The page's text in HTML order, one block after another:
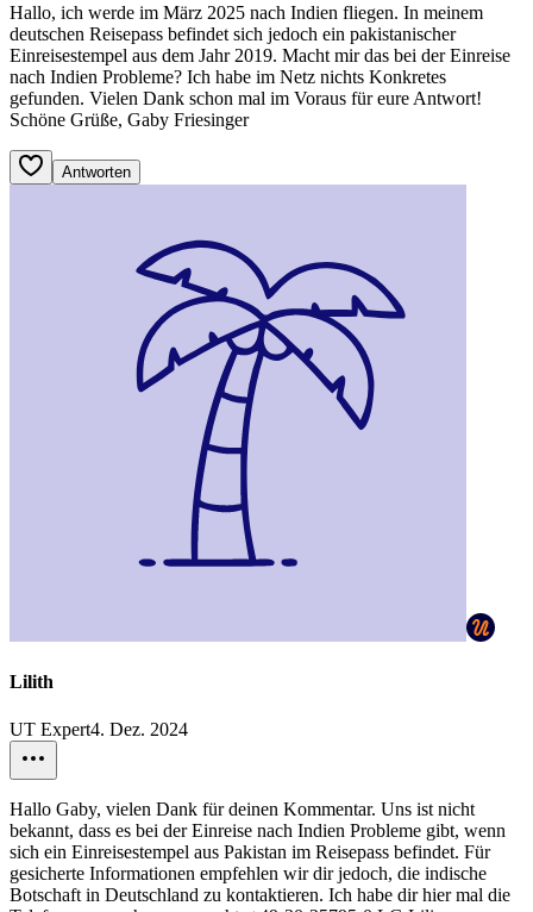
Hallo, ich werde im März 2025 nach Indien fliegen. In meinem
deutschen Reisepass befindet sich jedoch ein pakistanischer
Einreisestempel aus dem Jahr 2019. Macht mir das bei der Einreise
nach Indien Probleme? Ich habe im Netz nichts Konkretes
gefunden. Vielen Dank schon mal im Voraus für eure Antwort!
Schöne Grüße, Gaby Friesinger
Antworten
Lilith
UT Expert4. Dez. 2024
Hallo Gaby, vielen Dank für deinen Kommentar. Uns ist nicht
bekannt, dass es bei der Einreise nach Indien Probleme gibt, wenn
sich ein Einreisestempel aus Pakistan im Reisepass befindet. Für
gesicherte Informationen empfehlen wir dir jedoch, die indische
Botschaft in Deutschland zu kontaktieren. Ich habe dir hier mal die